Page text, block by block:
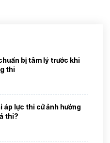
bị tâm lý trước khi
thi
áp lực thi cử ảnh hưởng
thi?